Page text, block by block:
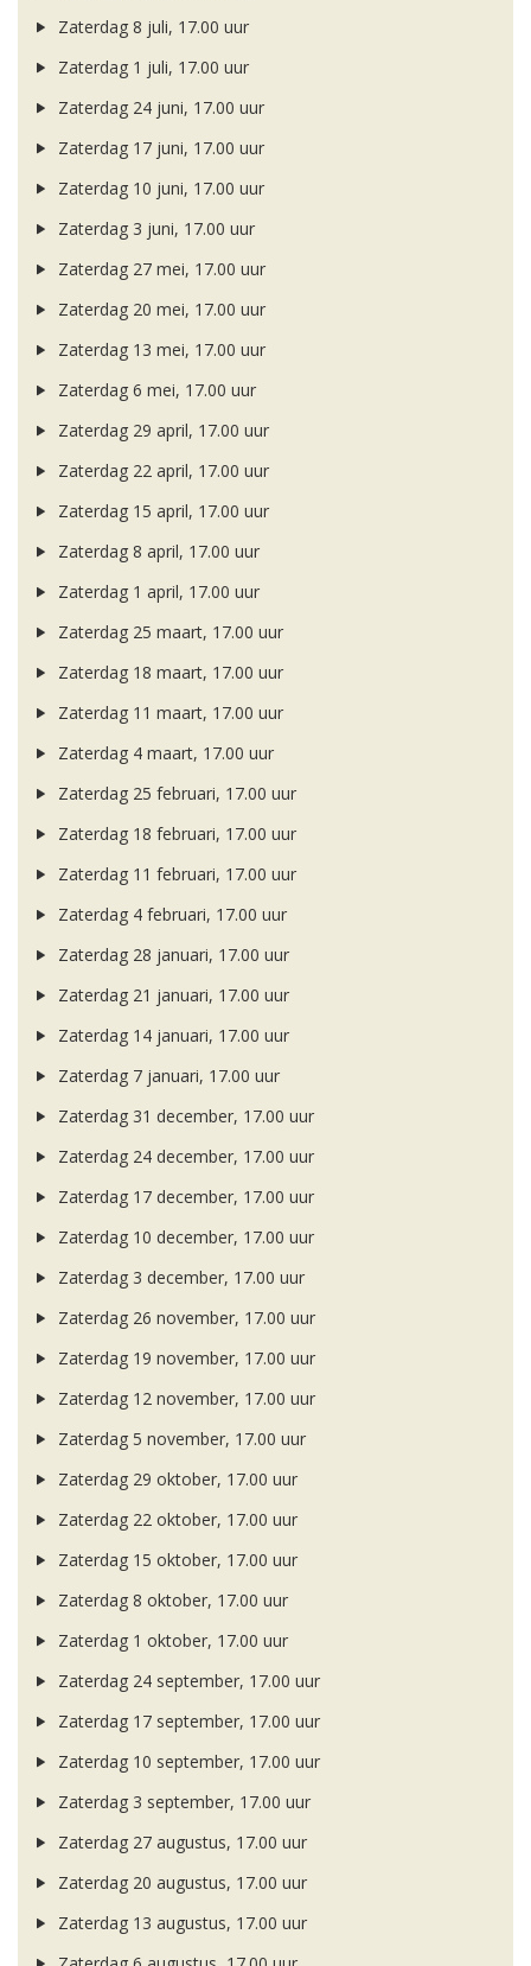
Zaterdag 8 juli, 17.00 uur
Zaterdag 1 juli, 17.00 uur
Zaterdag 24 juni, 17.00 uur
Zaterdag 17 juni, 17.00 uur
Zaterdag 10 juni, 17.00 uur
Zaterdag 3 juni, 17.00 uur
Zaterdag 27 mei, 17.00 uur
Zaterdag 20 mei, 17.00 uur
Zaterdag 13 mei, 17.00 uur
Zaterdag 6 mei, 17.00 uur
Zaterdag 29 april, 17.00 uur
Zaterdag 22 april, 17.00 uur
Zaterdag 15 april, 17.00 uur
Zaterdag 8 april, 17.00 uur
Zaterdag 1 april, 17.00 uur
Zaterdag 25 maart, 17.00 uur
Zaterdag 18 maart, 17.00 uur
Zaterdag 11 maart, 17.00 uur
Zaterdag 4 maart, 17.00 uur
Zaterdag 25 februari, 17.00 uur
Zaterdag 18 februari, 17.00 uur
Zaterdag 11 februari, 17.00 uur
Zaterdag 4 februari, 17.00 uur
Zaterdag 28 januari, 17.00 uur
Zaterdag 21 januari, 17.00 uur
Zaterdag 14 januari, 17.00 uur
Zaterdag 7 januari, 17.00 uur
Zaterdag 31 december, 17.00 uur
Zaterdag 24 december, 17.00 uur
Zaterdag 17 december, 17.00 uur
Zaterdag 10 december, 17.00 uur
Zaterdag 3 december, 17.00 uur
Zaterdag 26 november, 17.00 uur
Zaterdag 19 november, 17.00 uur
Zaterdag 12 november, 17.00 uur
Zaterdag 5 november, 17.00 uur
Zaterdag 29 oktober, 17.00 uur
Zaterdag 22 oktober, 17.00 uur
Zaterdag 15 oktober, 17.00 uur
Zaterdag 8 oktober, 17.00 uur
Zaterdag 1 oktober, 17.00 uur
Zaterdag 24 september, 17.00 uur
Zaterdag 17 september, 17.00 uur
Zaterdag 10 september, 17.00 uur
Zaterdag 3 september, 17.00 uur
Zaterdag 27 augustus, 17.00 uur
Zaterdag 20 augustus, 17.00 uur
Zaterdag 13 augustus, 17.00 uur